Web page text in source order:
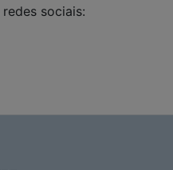
sociais: